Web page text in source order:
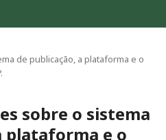
de publicação, a plataforma e o
sobre o sistema
plataforma e o